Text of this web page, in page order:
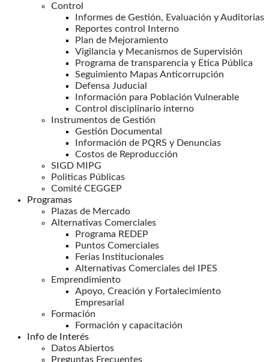
Control
Informes de Gestión, Evaluación y Auditorias
Reportes control Interno
Plan de Mejoramiento
Vigilancia y Mecanismos de Supervisión
Programa de transparencia y Ëtica Pública
Seguimiento Mapas Anticorrupción
Defensa Juducial
Información para Población Vulnerable
Control disciplinario interno
Instrumentos de Gestión
Gestión Documental
Información de PQRS y Denuncias
Costos de Reproducción
SIGD MIPG
Politicas Públicas
Comité CEGGEP
Programas
Plazas de Mercado
Alternativas Comerciales
Programa REDEP
Puntos Comerciales
Ferias Institucionales
Alternativas Comerciales del IPES
Emprendimiento
Apoyo, Creación y Fortalecimiento
Empresarial
Formación
Formación y capacitación
Info de Interés
Datos Abiertos
Preguntas Frecuentes